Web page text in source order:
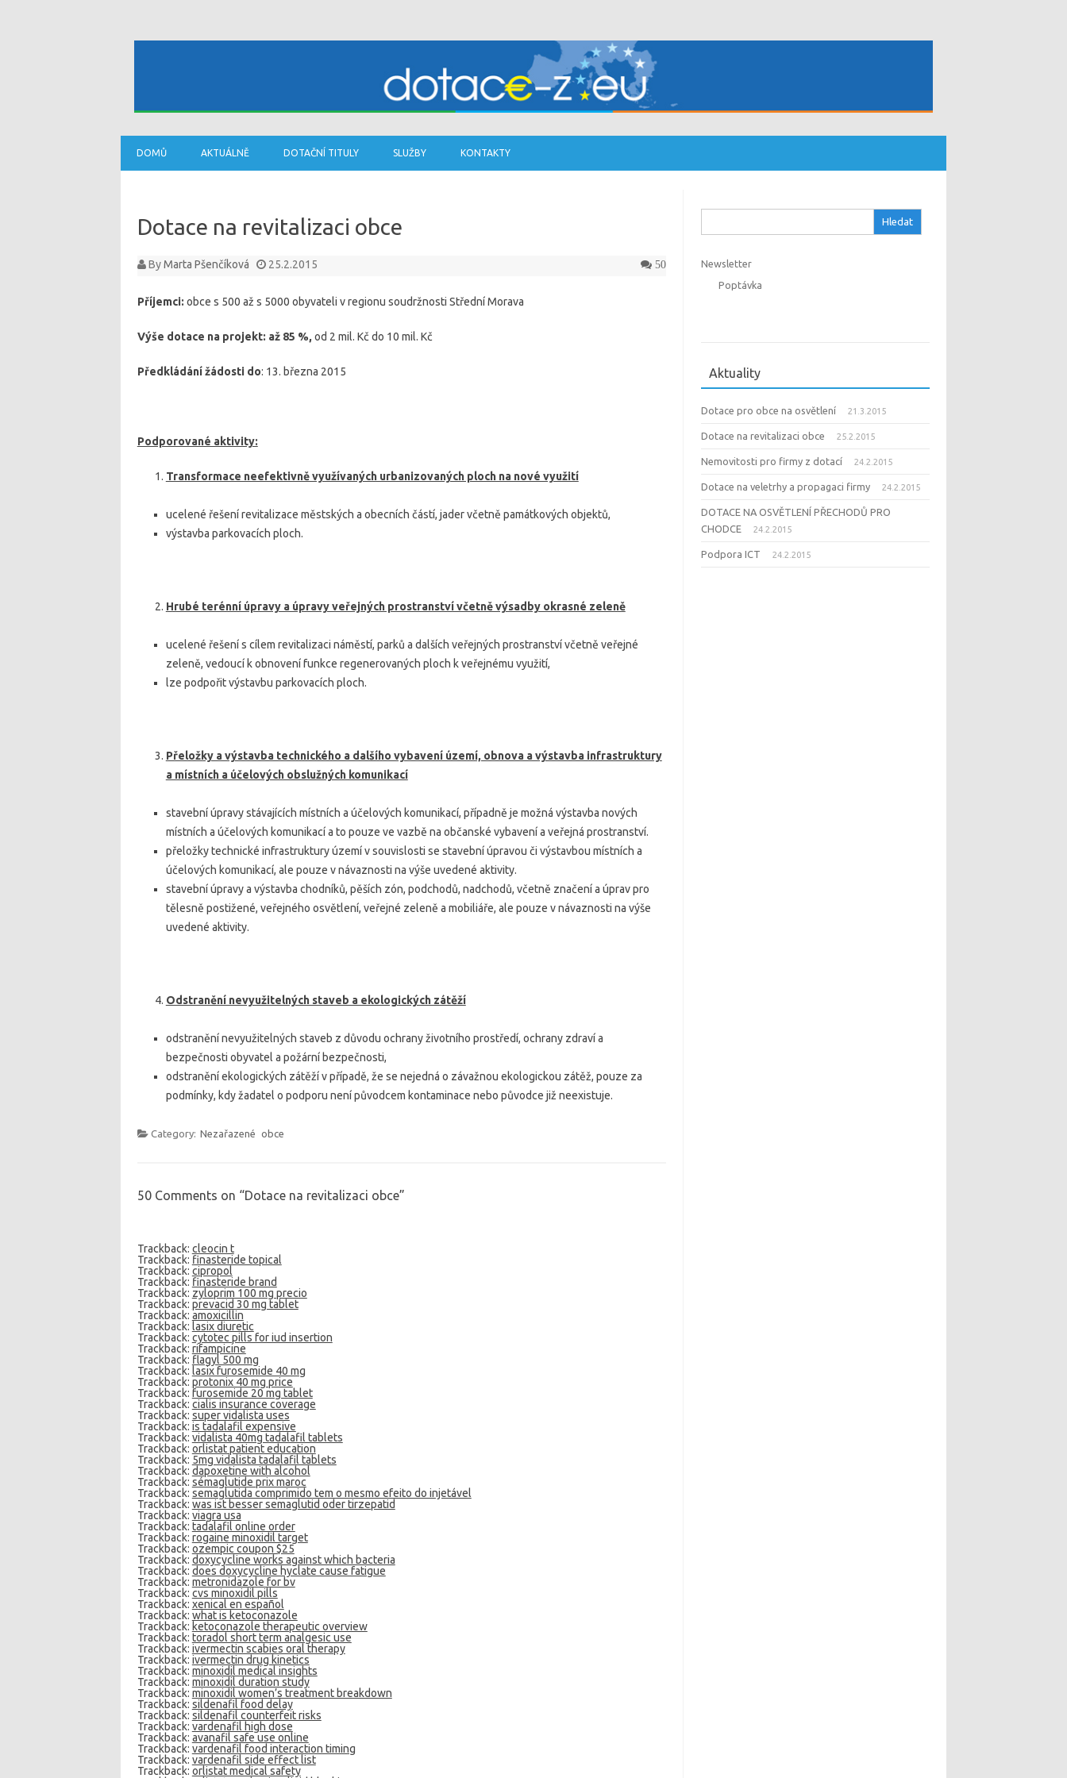
DOMŮ AKTUÁLNĚ DOTAČNÍ TITULY SLUŽBY KONTAKTY
Dotace na revitalizaci obce
By Marta Pšenčíková 25.2.2015 50
Příjemci: obce s 500 až s 5000 obyvateli v regionu soudržnosti Střední Morava
Výše dotace na projekt: až 85 %, od 2 mil. Kč do 10 mil. Kč
Předkládání žádosti do: 13. března 2015
Podporované aktivity:
Transformace neefektivně využívaných urbanizovaných ploch na nové využití
ucelené řešení revitalizace městských a obecních částí, jader včetně památkových objektů,
výstavba parkovacích ploch.
Hrubé terénní úpravy a úpravy veřejných prostranství včetně výsadby okrasné zeleně
ucelené řešení s cílem revitalizaci náměstí, parků a dalších veřejných prostranství včetně veřejné
zeleně, vedoucí k obnovení funkce regenerovaných ploch k veřejnému využití,
lze podpořit výstavbu parkovacích ploch.
Přeložky a výstavba technického a dalšího vybavení území, obnova a výstavba infrastruktury
a místních a účelových obslužných komunikací
stavební úpravy stávajících místních a účelových komunikací, případně je možná výstavba nových
místních a účelových komunikací a to pouze ve vazbě na občanské vybavení a veřejná prostranství.
přeložky technické infrastruktury území v souvislosti se stavební úpravou či výstavbou místních a
účelových komunikací, ale pouze v návaznosti na výše uvedené aktivity.
stavební úpravy a výstavba chodníků, pěších zón, podchodů, nadchodů, včetně značení a úprav pro
tělesně postižené, veřejného osvětlení, veřejné zeleně a mobiliáře, ale pouze v návaznosti na výše
uvedené aktivity.
Odstranění nevyužitelných staveb a ekologických zátěží
odstranění nevyužitelných staveb z důvodu ochrany životního prostředí, ochrany zdraví a
bezpečnosti obyvatel a požární bezpečnosti,
odstranění ekologických zátěží v případě, že se nejedná o závažnou ekologickou zátěž, pouze za
podmínky, kdy žadatel o podporu není původcem kontaminace nebo původce již neexistuje.
Category: Nezařazené obce
50 Comments on “Dotace na revitalizaci obce”
Trackback: cleocin t
Trackback: finasteride topical
Trackback: cipropol
Trackback: finasteride brand
Trackback: zyloprim 100 mg precio
Trackback: prevacid 30 mg tablet
Trackback: amoxicillin
Trackback: lasix diuretic
Trackback: cytotec pills for iud insertion
Trackback: rifampicine
Trackback: flagyl 500 mg
Trackback: lasix furosemide 40 mg
Trackback: protonix 40 mg price
Trackback: furosemide 20 mg tablet
Trackback: cialis insurance coverage
Trackback: super vidalista uses
Trackback: is tadalafil expensive
Trackback: vidalista 40mg tadalafil tablets
Trackback: orlistat patient education
Trackback: 5mg vidalista tadalafil tablets
Trackback: dapoxetine with alcohol
Trackback: sémaglutide prix maroc
Trackback: semaglutida comprimido tem o mesmo efeito do injetável
Trackback: was ist besser semaglutid oder tirzepatid
Trackback: viagra usa
Trackback: tadalafil online order
Trackback: rogaine minoxidil target
Trackback: ozempic coupon $25
Trackback: doxycycline works against which bacteria
Trackback: does doxycycline hyclate cause fatigue
Trackback: metronidazole for bv
Trackback: cvs minoxidil pills
Trackback: xenical en español
Trackback: what is ketoconazole
Trackback: ketoconazole therapeutic overview
Trackback: toradol short term analgesic use
Trackback: ivermectin scabies oral therapy
Trackback: ivermectin drug kinetics
Trackback: minoxidil medical insights
Trackback: minoxidil duration study
Trackback: minoxidil women’s treatment breakdown
Trackback: sildenafil food delay
Trackback: sildenafil counterfeit risks
Trackback: vardenafil high dose
Trackback: avanafil safe use online
Trackback: vardenafil food interaction timing
Trackback: vardenafil side effect list
Trackback: orlistat medical safety
Newsletter
Poptávka
Aktuality
Dotace pro obce na osvětlení 21.3.2015
Dotace na revitalizaci obce 25.2.2015
Nemovitosti pro firmy z dotací 24.2.2015
Dotace na veletrhy a propagaci firmy 24.2.2015
DOTACE NA OSVĚTLENÍ PŘECHODŮ PRO
CHODCE
24.2.2015
Podpora ICT 24.2.2015